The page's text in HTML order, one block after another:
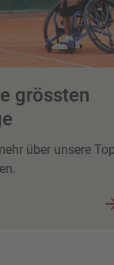
grössten
über unsere